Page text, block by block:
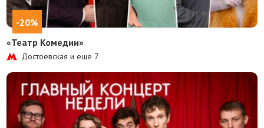
-20%
«Театр Комедии»
Достоевская и еще 7